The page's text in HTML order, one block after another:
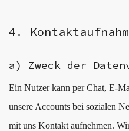
4.
a) Zweck der
Ein Nutzer kann per Chat, E-
unsere Accounts bei sozialen
mit uns Kontakt aufnehmen.